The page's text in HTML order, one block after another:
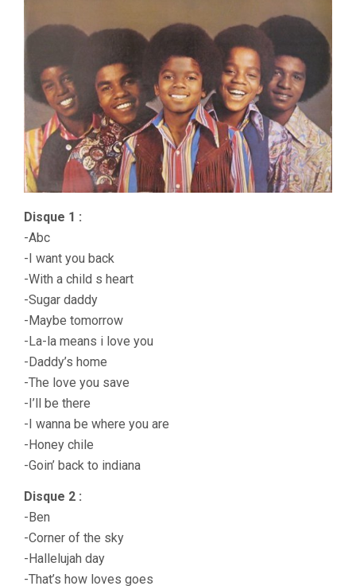
Disque 1 :
-Abc
-I want you back
-With a child s heart
-Sugar daddy
-Maybe tomorrow
-La-la means i love you
-Daddy’s home
-The love you save
-I’ll be there
-I wanna be where you are
-Honey chile
-Goin’ back to indiana
Disque 2 :
-Ben
-Corner of the sky
-Hallelujah day
-That’s how loves goes